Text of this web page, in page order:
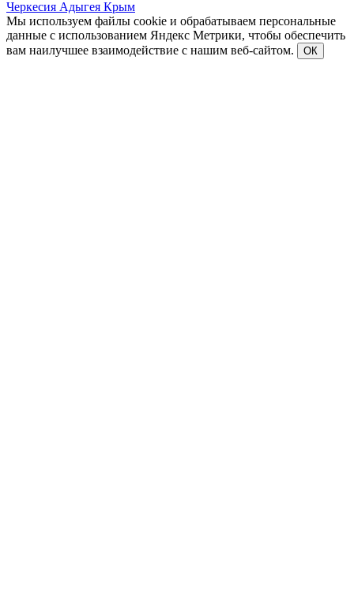
Черкесия Адыгея Крым
Мы используем файлы cookie и обрабатываем персональные
данные с использованием Яндекс Метрики, чтобы обеспечить
вам наилучшее взаимодействие с нашим веб-сайтом.
ОК